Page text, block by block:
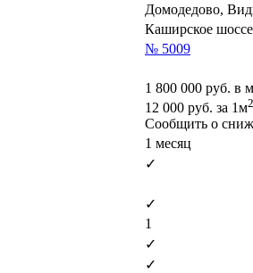
Домодедово,
Каширское шоссе
№ 5009
1 800 000 руб. в
12 000 руб. за 1м2
Сообщить о
1 месяц
✓
✓
1
✓
✓